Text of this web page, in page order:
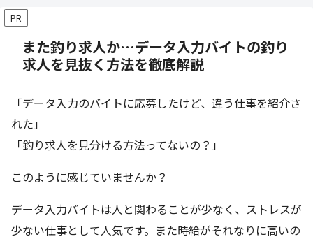
PR
また釣り求人か…データ入力バイトの釣り
求人を見抜く方法を徹底解説
「データ入力のバイトに応募したけど、違う仕事を紹介さ
れた」
「釣り求人を見分ける方法ってないの？」
このように感じていませんか？
データ入力バイトは人と関わることが少なく、ストレスが
少ない仕事として人気です。また時給がそれなりに高いの